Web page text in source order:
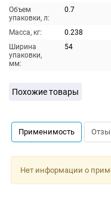
Объем
упаковки, л:
0.7
Масса, кг:
0.238
Ширина
упаковки,
мм:
54
Похожие товары
Применимость
Нет информации о